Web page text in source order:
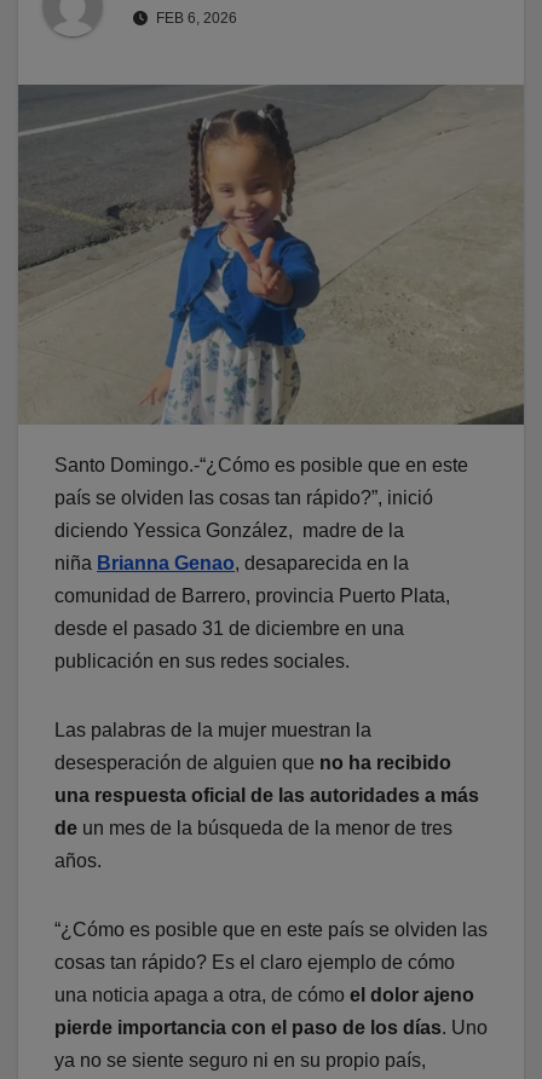
FEB 6, 2026
Santo Domingo.-“¿Cómo es posible que en este
país se olviden las cosas tan rápido?”, inició
diciendo Yessica González, madre de la
niña Brianna Genao, desaparecida en la
comunidad de Barrero, provincia Puerto Plata,
desde el pasado 31 de diciembre en una
publicación en sus redes sociales.
Las palabras de la mujer muestran la
desesperación de alguien que no ha recibido
una respuesta oficial de las autoridades a más
de un mes de la búsqueda de la menor de tres
años.
“¿Cómo es posible que en este país se olviden las
cosas tan rápido? Es el claro ejemplo de cómo
una noticia apaga a otra, de cómo el dolor ajeno
pierde importancia con el paso de los días. Uno
ya no se siente seguro ni en su propio país,